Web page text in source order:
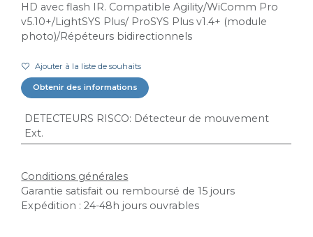
HD avec flash IR. Compatible Agility/WiComm Pro
v5.10+/LightSYS Plus/ ProSYS Plus v1.4+ (module
photo)/Répéteurs bidirectionnels
Ajouter à la liste de souhaits
Obtenir des informations
DETECTEURS RISCO: Détecteur de mouvement
Ext.
Conditions générales
Garantie satisfait ou remboursé de 15 jours
Expédition : 24-48h jours ouvrables